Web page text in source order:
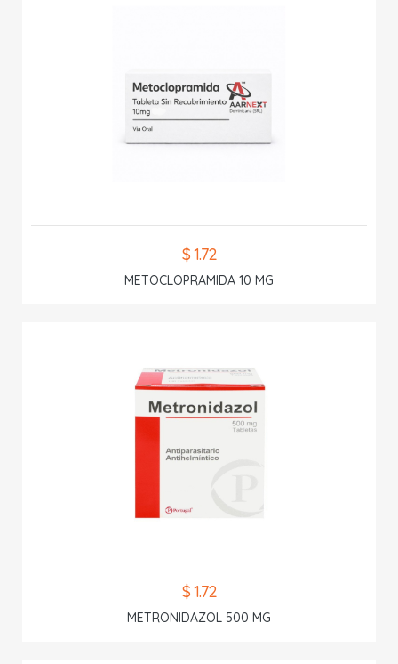
$ 1.72
METOCLOPRAMIDA 10 MG
$ 1.72
METRONIDAZOL 500 MG